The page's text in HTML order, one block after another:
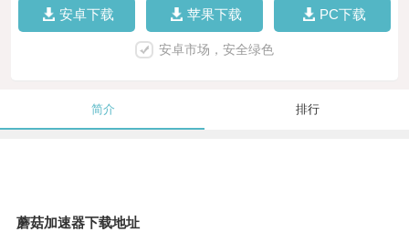
安卓下载 苹果下载 PC下载
安卓市场，安全绿色
简介 排行
蘑菇加速器下载地址